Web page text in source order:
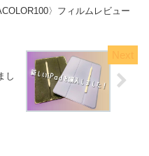
〉フィルムレビュー
し